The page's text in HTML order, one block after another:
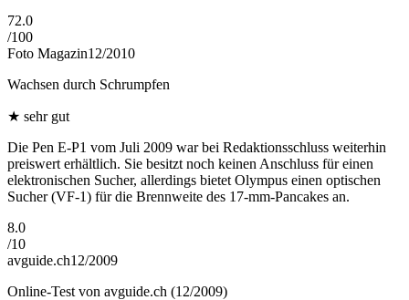
72.0
/100
Foto Magazin12/2010
Wachsen durch Schrumpfen
★ sehr gut
Die Pen E-P1 vom Juli 2009 war bei Redaktionsschluss weiterhin
preiswert erhältlich. Sie besitzt noch keinen Anschluss für einen
elektronischen Sucher, allerdings bietet Olympus einen optischen
Sucher (VF-1) für die Brennweite des 17-mm-Pancakes an.
8.0
/10
avguide.ch12/2009
Online-Test von avguide.ch (12/2009)